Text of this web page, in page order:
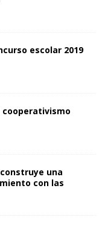
escolar 2019
cooperativismo
una
con las